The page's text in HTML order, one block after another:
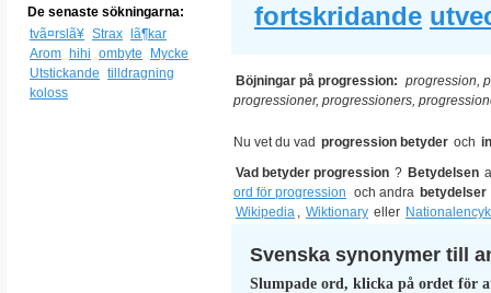
De senaste sökningarna:
tvã¤rslã¥ Strax
lã¶kar
Arom
hihi ombyte
Mycke
Utstickande tilldragning
koloss
fortskridande
Böjningar på progression: progression,
progressioner, progressioners,
Nu vet du vad progression betyder och
Vad betyder progression ? Betydelsen
ord för progression och andra betydelser
Wikipedia , Wiktionary eller
Svenska synonymer till
Slumpade ord, klicka på ordet för